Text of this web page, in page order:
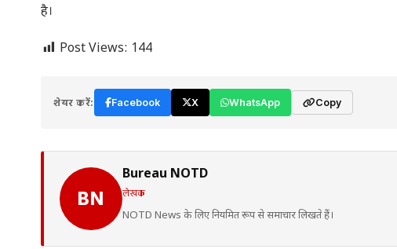
है।
Post Views: 144
शेयर करें: Facebook X WhatsApp Copy
BN
Bureau NOTD
लेखक
NOTD News के लिए नियमित रूप से समाचार लिखते हैं।